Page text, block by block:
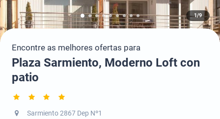
1/9
Encontre as melhores ofertas para
Plaza Sarmiento, Moderno Loft con
patio
Sarmiento 2867 Dep Nº1